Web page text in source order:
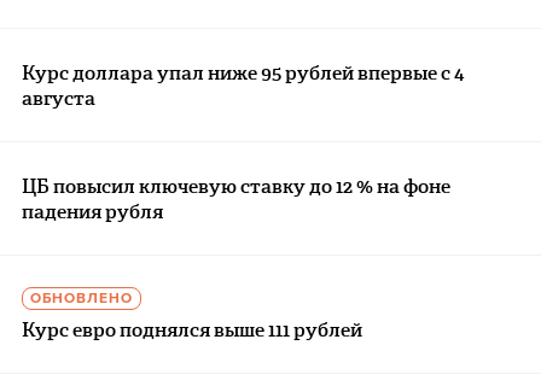
Курс доллара упал ниже 95 рублей впервые с 4
августа
ЦБ повысил ключевую ставку до 12 % на фоне
падения рубля
ОБНОВЛЕНО
Курс евро поднялся выше 111 рублей